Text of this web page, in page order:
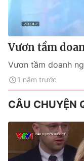
Vươn tầm
Vươn tầm doanh
1 năm trước
CÂU CHUYỆN